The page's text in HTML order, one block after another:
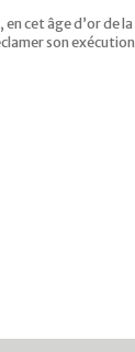
cet âge d’or
son